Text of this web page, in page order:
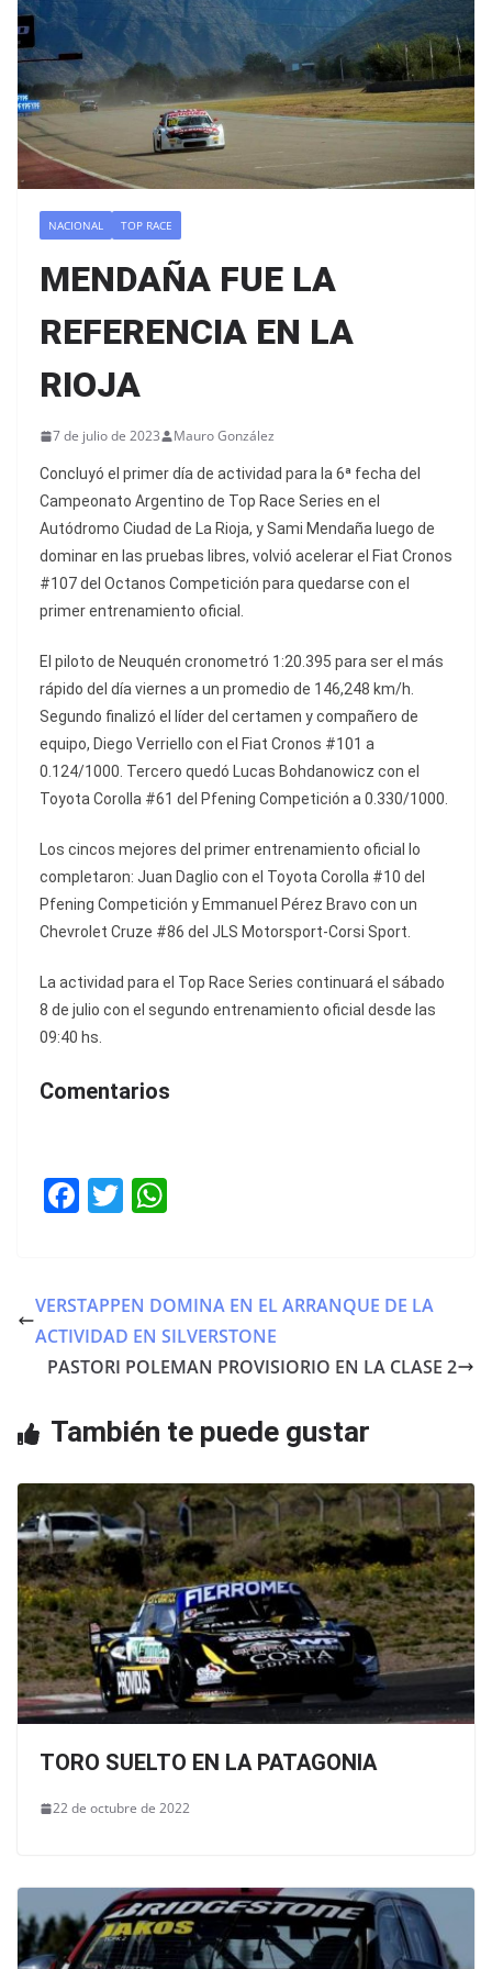
NACIONAL TOP RACE
MENDAÑA FUE LA
REFERENCIA EN LA
RIOJA
7 de julio de 2023 Mauro González
Concluyó el primer día de actividad para la 6ª fecha del
Campeonato Argentino de Top Race Series en el
Autódromo Ciudad de La Rioja, y Sami Mendaña luego de
dominar en las pruebas libres, volvió acelerar el Fiat Cronos
#107 del Octanos Competición para quedarse con el
primer entrenamiento oficial.
El piloto de Neuquén cronometró 1:20.395 para ser el más
rápido del día viernes a un promedio de 146,248 km/h.
Segundo finalizó el líder del certamen y compañero de
equipo, Diego Verriello con el Fiat Cronos #101 a
0.124/1000. Tercero quedó Lucas Bohdanowicz con el
Toyota Corolla #61 del Pfening Competición a 0.330/1000.
Los cincos mejores del primer entrenamiento oficial lo
completaron: Juan Daglio con el Toyota Corolla #10 del
Pfening Competición y Emmanuel Pérez Bravo con un
Chevrolet Cruze #86 del JLS Motorsport-Corsi Sport.
La actividad para el Top Race Series continuará el sábado
8 de julio con el segundo entrenamiento oficial desde las
09:40 hs.
Comentarios
F
e
b
o
k
T
er s
A
p
VERSTAPPEN DOMINA EN EL ARRANQUE DE LA
ACTIVIDAD EN SILVERSTONE
PASTORI POLEMAN PROVISIORIO EN LA CLASE 2
También te puede gustar
TORO SUELTO EN LA PATAGONIA
22 de octubre de 2022